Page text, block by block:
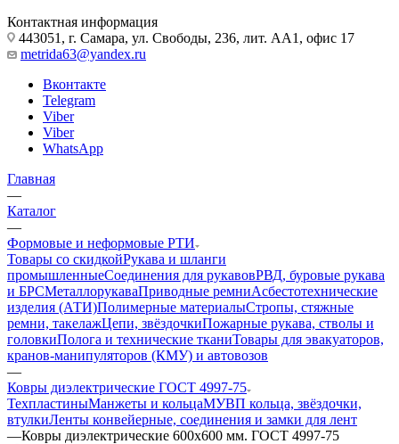
Контактная информация
443051, г. Самара, ул. Свободы, 236, лит. АА1, офис 17
metrida63@yandex.ru
Вконтакте
Telegram
Viber
Viber
WhatsApp
Главная
—
Каталог
—
Формовые и неформовые РТИ
Товары со скидкойРукава и шланги
промышленныеСоединения для рукавовРВД, буровые рукава
и БРСМеталлорукаваПриводные ремниАсбестотехнические
изделия (АТИ)Полимерные материалыСтропы, стяжные
ремни, такелажЦепи, звёздочкиПожарные рукава, стволы и
головкиПолога и технические тканиТовары для эвакуаторов,
кранов-манипуляторов (КМУ) и автовозов
—
Ковры диэлектрические ГОСТ 4997-75
ТехпластиныМанжеты и кольцаМУВП кольца, звёздочки,
втулкиЛенты конвейерные, соединения и замки для лент
—Ковры диэлектрические 600х600 мм. ГОСТ 4997-75